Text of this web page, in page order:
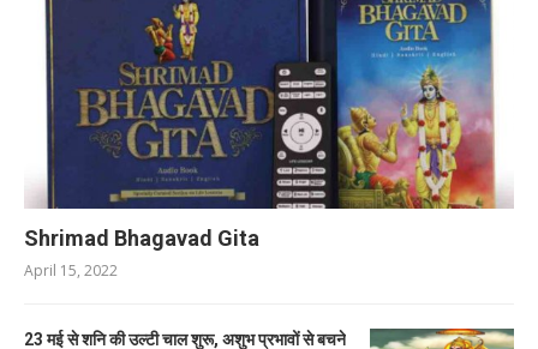
Shrimad Bhagavad Gita
April 15, 2022
23 मई से शनि की उल्टी चाल शुरू, अशुभ प्रभावों से बचने